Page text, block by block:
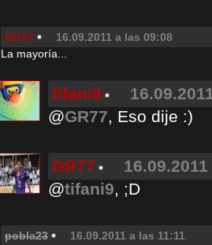
GR77
16.09.2011 a las 09:08
La mayoría...
tifani9
@GR77, Eso dije :)
GR77
@tifani9, ;D
pobla23
16.09.2011 a las 11:11